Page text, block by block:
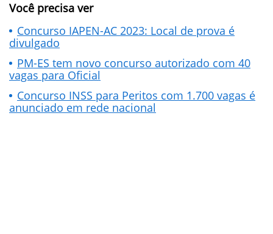
Você precisa ver
Concurso IAPEN-AC 2023: Local de prova é
divulgado
PM-ES tem novo concurso autorizado com 40
vagas para Oficial
Concurso INSS para Peritos com 1.700 vagas é
anunciado em rede nacional